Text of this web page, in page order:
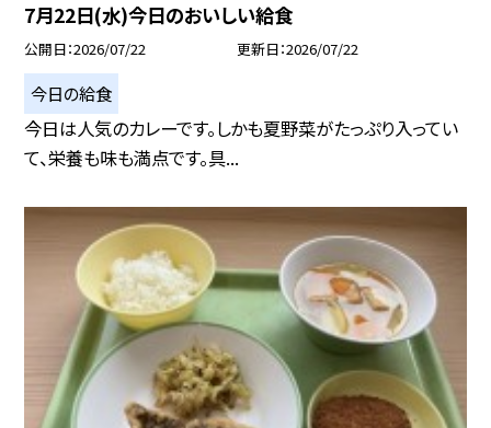
7月22日(水)今日のおいしい給食
公開日 2026/07/22 更新日 2026/07/22
今日の給食
今日は人気のカレーです。しかも夏野菜がたっぷり入ってい
て、栄養も味も満点です。具...